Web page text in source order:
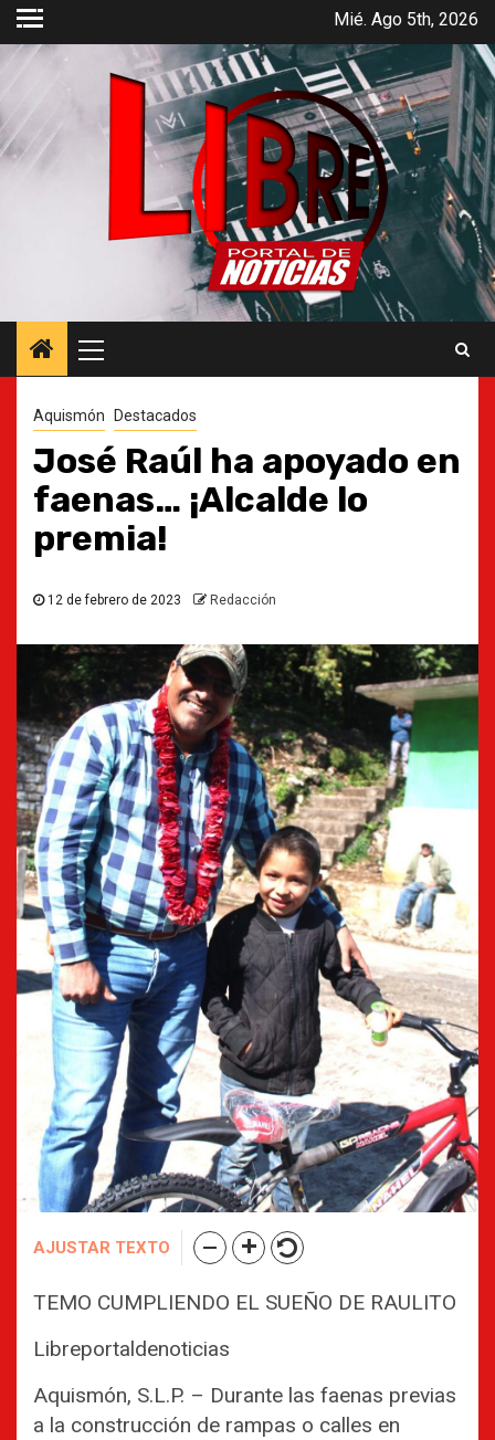
Saltar
contenido
Mié. Ago 5th, 2026
principal
Aquismón Destacados
José Raúl ha apoyado en
faenas… ¡Alcalde lo
premia!
12 de febrero de 2023 Redacción
AJUSTAR TEXTO
TEMO CUMPLIENDO EL SUEÑO DE RAULITO
Libreportaldenoticias
Aquismón, S.L.P. – Durante las faenas previas
a la construcción de rampas o calles en